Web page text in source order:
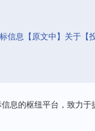
信息【原文中】关于【
息的枢纽平台，致力